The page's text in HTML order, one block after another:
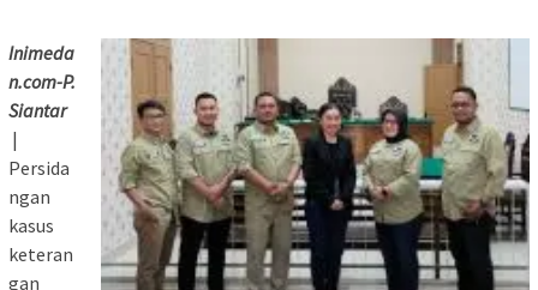
Inimeda
n.com-P.
Siantar
|
Persida
ngan
kasus
keteran
gan